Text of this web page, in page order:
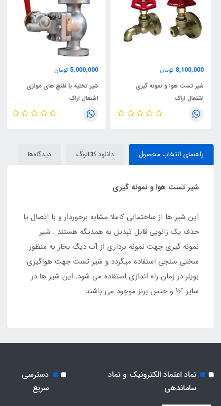
8,100,000 تومان
شیر تست هوا و نمونه گیری
اشتعال اراک
5,000,000 تومان
شیر تخلیه با فلنچ های موازی
اشتعال اراک
راهنمای انتخاب محصول دانلود کاتالوگ دیدگاه‌ها
شیر تست هوا و نمونه گیری
این شیر ها از ساختمانی کاملا مشابه برخوردار و با اتصال یا
حذف یک زانویی قابل تبدیل به همدیگه هستند . شیر
نمونه گیری چهت نمونه برداری از آب دیگ بخار به منظور
سختی سنجی استفاده میگردد و شیر تست جهت هواگیری
بویلر در زمان راه اندازی استفاده می شود. این شیر ها در
سایز ”½ و جنس برنز موجود می باشند
نماد اعتماد الکترونیک و نماد
ساماندهی
دسترسی
سریع